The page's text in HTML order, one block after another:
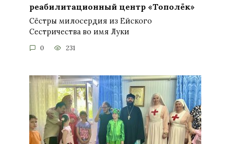
реабилитационный центр «Тополёк»
Сёстры милосердия из Ейского
Сестричества во имя Луки
0 231